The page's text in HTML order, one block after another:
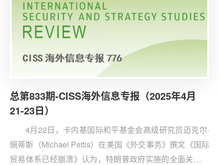
总第833期-CISS海外信息专报（2025年4月
21-23日）
4月22日，卡内基国际和平基金会高级研究员迈克尔·
佩蒂斯（Michael Pettis）在美国《外交事务》撰文《国际
贸易体系已经崩溃》认为，特朗普政府实施的全面关税政